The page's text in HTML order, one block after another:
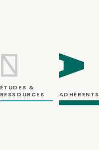
ÉTUDES &
RESSOURCES
ADHÉRENTS